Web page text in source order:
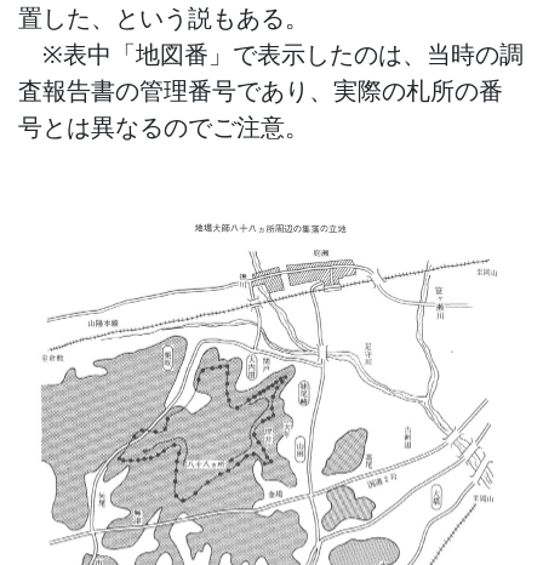
置した、という説もある。
※表中「地図番」で表示したのは、当時の調
査報告書の管理番号であり、実際の札所の番
号とは異なるのでご注意。